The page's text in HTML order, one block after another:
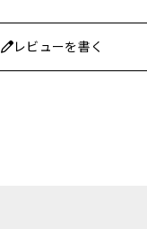
レビューを書く